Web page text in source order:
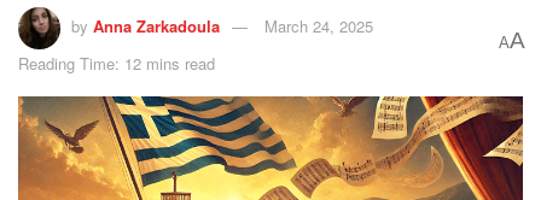
by Anna Zarkadoula
March 24, 2025
Reading Time: 12 mins read
AA